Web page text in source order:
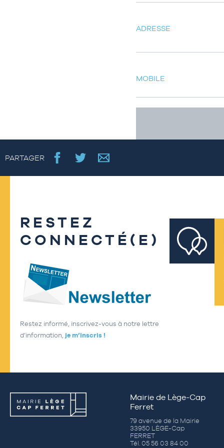
ADRESSE
MOBILE
PARTAGER
RESTEZ
CONNECTÉ(E)
Restez informé, inscrivez-vous à notre lettre
d’information, je m’inscris !
Mairie de Lège-Cap
Ferret
79 avenue de la Mairie
33950 LÈGE-Cap
FERRET
Tél. 05 56 03 84 00